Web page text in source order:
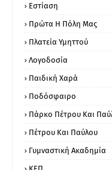
Εστίαση
Πρώτα Η Πόλη Μας
Πλατεία Υμηττού
Λογοδοσία
Παιδική Χαρά
Ποδόσφαιρο
Πάρκο Πέτρου Και
Πέτρου Και Παύλου
Γυμναστική Ακαδημία